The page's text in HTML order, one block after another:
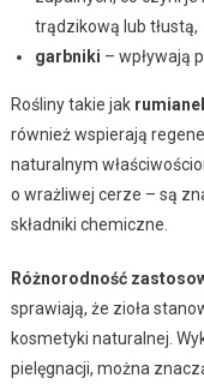
trądzikową lub tłustą,
garbniki – wpływają
Rośliny takie jak
również wspierają
naturalnym
o wrażliwej cerze – są
składniki chemiczne.
Różnorodność
sprawiają, że zioła
kosmetyki naturalnej.
pielęgnacji, można